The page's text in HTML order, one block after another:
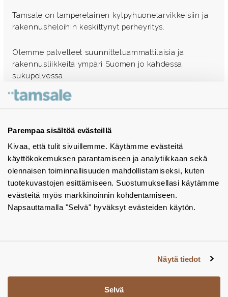
Parempaa sisältöä evästeillä
Kivaa, että tulit sivuillemme. Käytämme evästeitä
käyttökokemuksen parantamiseen ja analytiikkaan sekä
olennaisen toiminnallisuuden mahdollistamiseksi, kuten
tuotekuvastojen esittämiseen. Suostumuksellasi käytämme
evästeitä myös markkinoinnin kohdentamiseen.
Napsauttamalla "Selvä" hyväksyt evästeiden käytön.
Näytä tiedot
Selvä
Tamsale on tamperelainen kylpyhuonetarvikkeisiin ja
rakennusheloihin keskittynyt perheyritys.
Olemme palvelleet suunnitteluammattilaisia ja
rakennusliikkeitä ympäri Suomen jo kahdessa
sukupolvessa.
Ota yhteyttä - autamme mielellämme
Tuotekuvastot
Instagram
BIM-objektit
Yhteystiedot
Tiedotteet